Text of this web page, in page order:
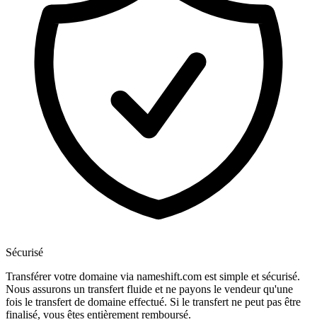
Sécurisé
Transférer votre domaine via nameshift.com est simple et sécurisé.
Nous assurons un transfert fluide et ne payons le vendeur qu'une
fois le transfert de domaine effectué. Si le transfert ne peut pas être
finalisé, vous êtes entièrement remboursé.